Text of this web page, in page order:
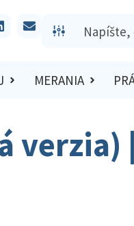
MERANIA
verzia)